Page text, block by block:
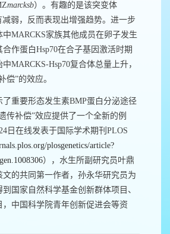
marcksb）。有趣的是该突变体
弱，反而表现出增强趋势。进一步
中MARCKS家族其他成员在卵子发生
合作蛋白Hsp70在合子基因激活时期
中MARCKS-Hsp70复合体总量上升，
偿”的效应。
了重要形态发生素BMP蛋白分泌途径
传补偿”效应提供了一个全新的例
日在线发表于国际学术期刊 PLOS
plosgenetics/article?
），水生所副研究员叶鼎
的共同第一作者，孙永华研究员为
国家自然科学基金创新群体项目、
，中国科学院青年创新促进会等资